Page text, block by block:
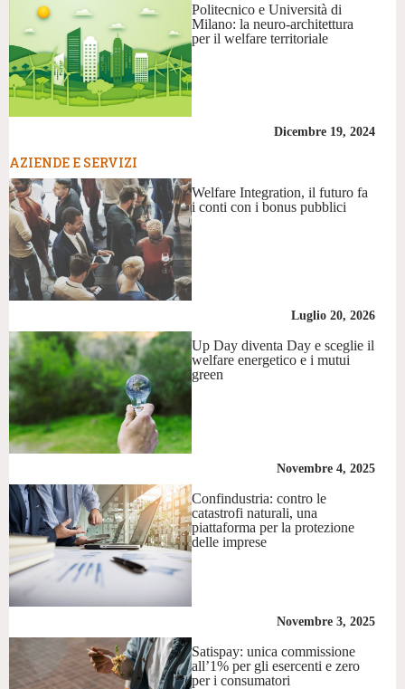
Politecnico e Università di
Milano: la neuro-architettura
per il welfare territoriale
Dicembre 19, 2024
AZIENDE E SERVIZI
Welfare Integration, il futuro fa
i conti con i bonus pubblici
Luglio 20, 2026
Up Day diventa Day e sceglie il
welfare energetico e i mutui
green
Novembre 4, 2025
Confindustria: contro le
catastrofi naturali, una
piattaforma per la protezione
delle imprese
Novembre 3, 2025
Satispay: unica commissione
all’1% per gli esercenti e zero
per i consumatori